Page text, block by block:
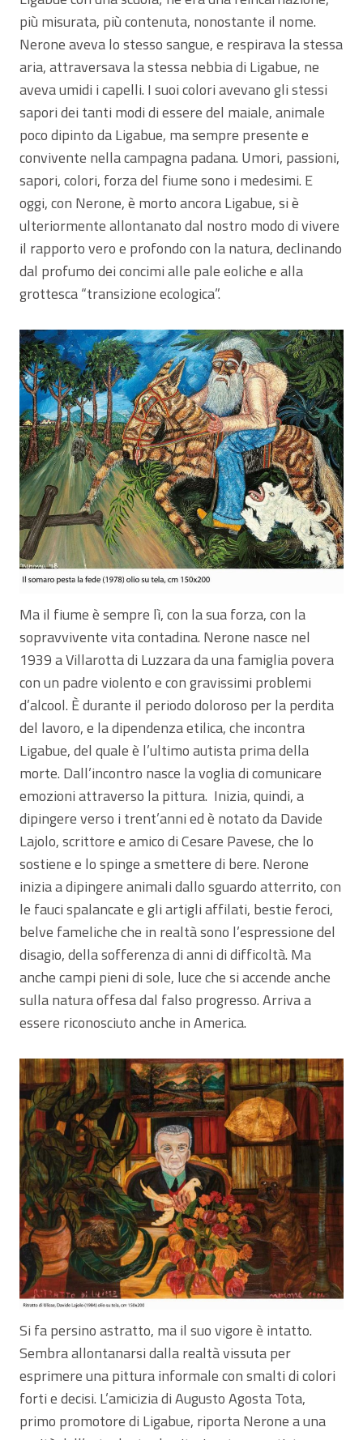
più misurata, più contenuta, nonostante il nome.
Nerone aveva lo stesso sangue, e respirava la stessa
aria, attraversava la stessa nebbia di Ligabue, ne
aveva umidi i capelli. I suoi colori avevano gli stessi
sapori dei tanti modi di essere del maiale, animale
poco dipinto da Ligabue, ma sempre presente e
convivente nella campagna padana. Umori, passioni,
sapori, colori, forza del fiume sono i medesimi. E
oggi, con Nerone, è morto ancora Ligabue, si è
ulteriormente allontanato dal nostro modo di vivere
il rapporto vero e profondo con la natura, declinando
dal profumo dei concimi alle pale eoliche e alla
grottesca “transizione ecologica”.
Ma il fiume è sempre lì, con la sua forza, con la
sopravvivente vita contadina. Nerone nasce nel
1939 a Villarotta di Luzzara da una famiglia povera
con un padre violento e con gravissimi problemi
d’alcool. È durante il periodo doloroso per la perdita
del lavoro, e la dipendenza etilica, che incontra
Ligabue, del quale è l’ultimo autista prima della
morte. Dall’incontro nasce la voglia di comunicare
emozioni attraverso la pittura. Inizia, quindi, a
dipingere verso i trent’anni ed è notato da Davide
Lajolo, scrittore e amico di Cesare Pavese, che lo
sostiene e lo spinge a smettere di bere. Nerone
inizia a dipingere animali dallo sguardo atterrito, con
le fauci spalancate e gli artigli affilati, bestie feroci,
belve fameliche che in realtà sono l’espressione del
disagio, della sofferenza di anni di difficoltà. Ma
anche campi pieni di sole, luce che si accende anche
sulla natura offesa dal falso progresso. Arriva a
essere riconosciuto anche in America.
Si fa persino astratto, ma il suo vigore è intatto.
Sembra allontanarsi dalla realtà vissuta per
esprimere una pittura informale con smalti di colori
forti e decisi. L’amicizia di Augusto Agosta Tota,
primo promotore di Ligabue, riporta Nerone a una